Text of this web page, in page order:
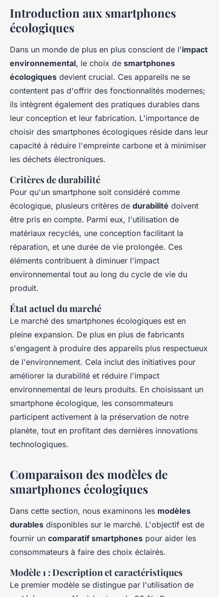
Introduction aux smartphones
écologiques
Dans un monde de plus en plus conscient de l'impact
environnemental, le choix de smartphones
écologiques devient crucial. Ces appareils ne se
contentent pas d'offrir des fonctionnalités modernes;
ils intègrent également des pratiques durables dans
leur conception et leur fabrication. L'importance de
choisir des smartphones écologiques réside dans leur
capacité à réduire l'empreinte carbone et à minimiser
les déchets électroniques.
Critères de durabilité
Pour qu'un smartphone soit considéré comme
écologique, plusieurs critères de durabilité doivent
être pris en compte. Parmi eux, l'utilisation de
matériaux recyclés, une conception facilitant la
réparation, et une durée de vie prolongée. Ces
éléments contribuent à diminuer l'impact
environnemental tout au long du cycle de vie du
produit.
État actuel du marché
Le marché des smartphones écologiques est en
pleine expansion. De plus en plus de fabricants
s'engagent à produire des appareils plus respectueux
de l'environnement. Cela inclut des initiatives pour
améliorer la durabilité et réduire l'impact
environnemental de leurs produits. En choisissant un
smartphone écologique, les consommateurs
participent activement à la préservation de notre
planète, tout en profitant des dernières innovations
technologiques.
Comparaison des modèles de
smartphones écologiques
Dans cette section, nous examinons les modèles
durables disponibles sur le marché. L'objectif est de
fournir un comparatif smartphones pour aider les
consommateurs à faire des choix éclairés.
Modèle 1 : Description et caractéristiques
Le premier modèle se distingue par l'utilisation de